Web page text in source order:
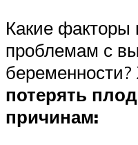
Какие факторы
проблемам с
беременности?
потерять
причинам: